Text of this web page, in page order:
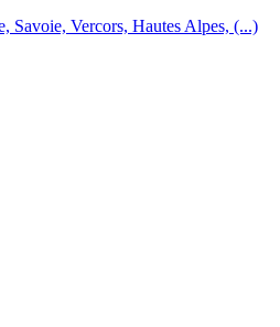
Savoie, Vercors, Hautes Alpes, (...)